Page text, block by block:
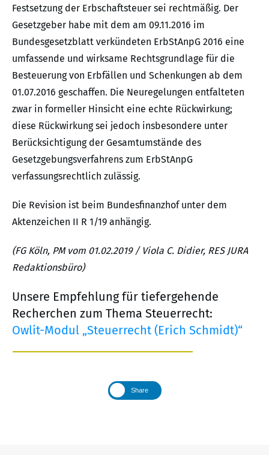
Festsetzung der Erbschaftsteuer sei rechtmäßig. Der
Gesetzgeber habe mit dem am 09.11.2016 im
Bundesgesetzblatt verkündeten ErbStAnpG 2016 eine
umfassende und wirksame Rechtsgrundlage für die
Besteuerung von Erbfällen und Schenkungen ab dem
01.07.2016 geschaffen. Die Neuregelungen entfalteten
zwar in formeller Hinsicht eine echte Rückwirkung;
diese Rückwirkung sei jedoch insbesondere unter
Berücksichtigung der Gesamtumstände des
Gesetzgebungsverfahrens zum ErbStAnpG
verfassungsrechtlich zulässig.
Die Revision ist beim Bundesfinanzhof unter dem
Aktenzeichen II R 1/19 anhängig.
(FG Köln, PM vom 01.02.2019 / Viola C. Didier, RES JURA
Redaktionsbüro)
Unsere Empfehlung für tiefergehende
Recherchen zum Thema Steuerrecht:
Owlit-Modul „Steuerrecht (Erich Schmidt)“
Share